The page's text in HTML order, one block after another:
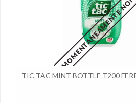
TIC TAC MINT BOTTLE T200